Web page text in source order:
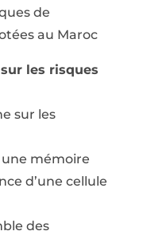
de
au Maroc
les risques
sur les
une mémoire
d’une cellule
des